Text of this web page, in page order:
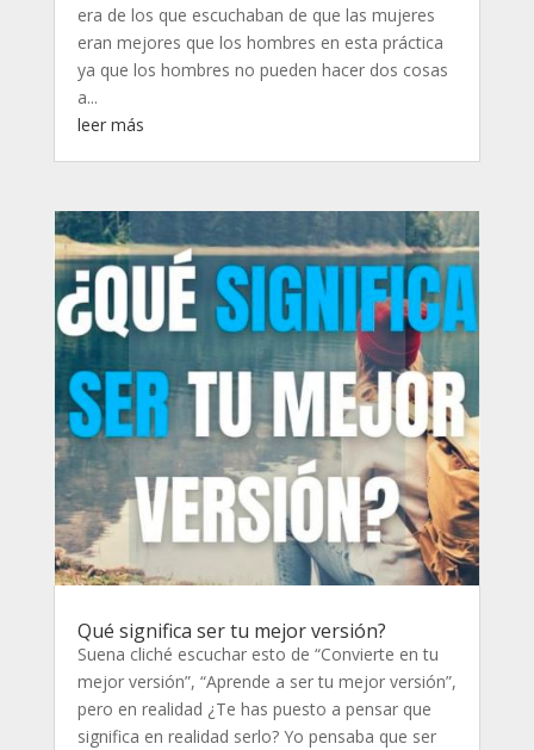
era de los que escuchaban de que las mujeres
eran mejores que los hombres en esta práctica
ya que los hombres no pueden hacer dos cosas
a...
leer más
Qué significa ser tu mejor versión?
Suena cliché escuchar esto de “Convierte en tu
mejor versión”, “Aprende a ser tu mejor versión”,
pero en realidad ¿Te has puesto a pensar que
significa en realidad serlo? Yo pensaba que ser